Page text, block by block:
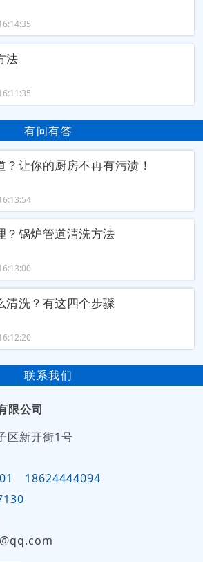
法
有问有答
让你的厨房不再有污渍！
？锅炉管道清洗方法
清洗？有这四个步骤
联系我们
限公司
区新开街1号
18624444094